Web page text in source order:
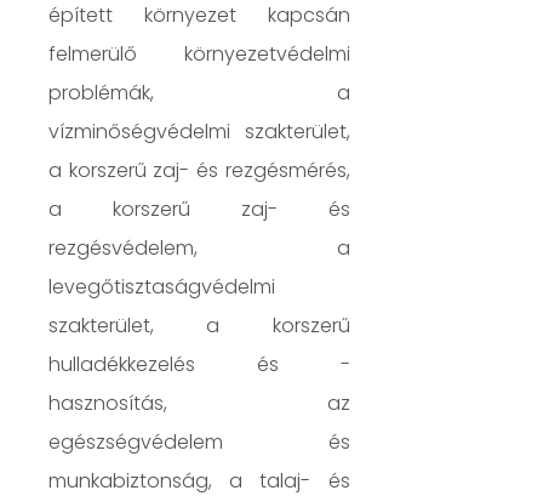
épített környezet kapcsán
felmerülő környezetvédelmi
problémák, a
vízminőségvédelmi szakterület,
a korszerű zaj- és rezgésmérés,
a korszerű zaj- és
rezgésvédelem, a
levegőtisztaságvédelmi
szakterület, a korszerű
hulladékkezelés és -
hasznosítás, az
egészségvédelem és
munkabiztonság, a talaj- és